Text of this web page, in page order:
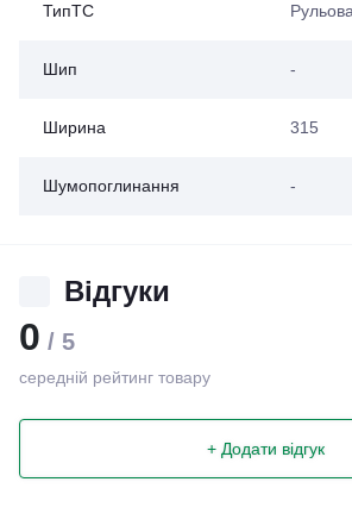
ТипТС
Шип -
Ширина 315
Шумопоглинання -
Відгуки
0 / 5
середній рейтинг товару
+ Додати відгук